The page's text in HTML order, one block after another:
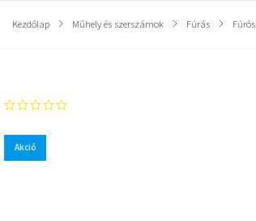
Kezdőlap / Műhely és szerszámok / Fúrás /
Akció